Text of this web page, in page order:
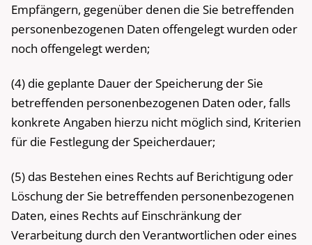
Empfängern, gegenüber denen die Sie betreffenden
personenbezogenen Daten offengelegt wurden oder
noch offengelegt werden;
(4) die geplante Dauer der Speicherung der Sie
betreffenden personenbezogenen Daten oder, falls
konkrete Angaben hierzu nicht möglich sind, Kriterien
für die Festlegung der Speicherdauer;
(5) das Bestehen eines Rechts auf Berichtigung oder
Löschung der Sie betreffenden personenbezogenen
Daten, eines Rechts auf Einschränkung der
Verarbeitung durch den Verantwortlichen oder eines